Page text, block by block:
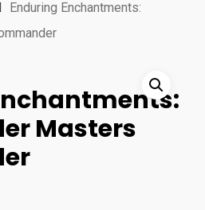
Enduring Enchantments:
Masters